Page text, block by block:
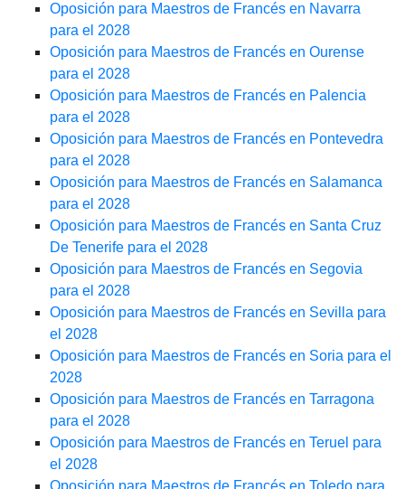
Oposición para Maestros de Francés en Navarra
para el 2028
Oposición para Maestros de Francés en Ourense
para el 2028
Oposición para Maestros de Francés en Palencia
para el 2028
Oposición para Maestros de Francés en Pontevedra
para el 2028
Oposición para Maestros de Francés en Salamanca
para el 2028
Oposición para Maestros de Francés en Santa Cruz
De Tenerife para el 2028
Oposición para Maestros de Francés en Segovia
para el 2028
Oposición para Maestros de Francés en Sevilla para
el 2028
Oposición para Maestros de Francés en Soria para el
2028
Oposición para Maestros de Francés en Tarragona
para el 2028
Oposición para Maestros de Francés en Teruel para
el 2028
Oposición para Maestros de Francés en Toledo para